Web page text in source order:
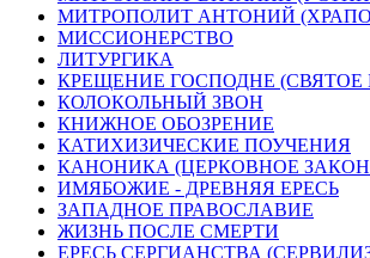
МИТРОПОЛИТ АНТОНИЙ
МИССИОНЕРСТВО
ЛИТУРГИКА
КРЕЩЕНИЕ ГОСПОДНЕ (СВЯТОЕ
КОЛОКОЛЬНЫЙ ЗВОН
КНИЖНОЕ ОБОЗРЕНИЕ
КАТИХИЗИЧЕСКИЕ ПОУЧЕНИЯ
КАНОНИКА (ЦЕРКОВНОЕ
ИМЯБОЖИЕ - ДРЕВНЯЯ ЕРЕСЬ
ЗАПАДНОЕ ПРАВОСЛАВИЕ
ЖИЗНЬ ПОСЛЕ СМЕРТИ
ЕРЕСЬ СЕРГИАНСТВА